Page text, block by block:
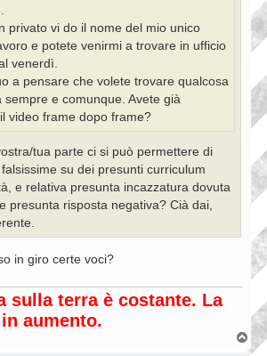
privato vi do il nome del mio unico
e potete venirmi a trovare in ufficio
venerdì.
a pensare che volete trovare qualcosa
sempre e comunque. Avete già
video frame dopo frame?
tua parte ci si può permettere di
su dei presunti curriculum
e relativa presunta incazzatura dovuta
presunta risposta negativa? Cià dai,
in giro certe voci?
sulla terra è costante. La
aumento.
o